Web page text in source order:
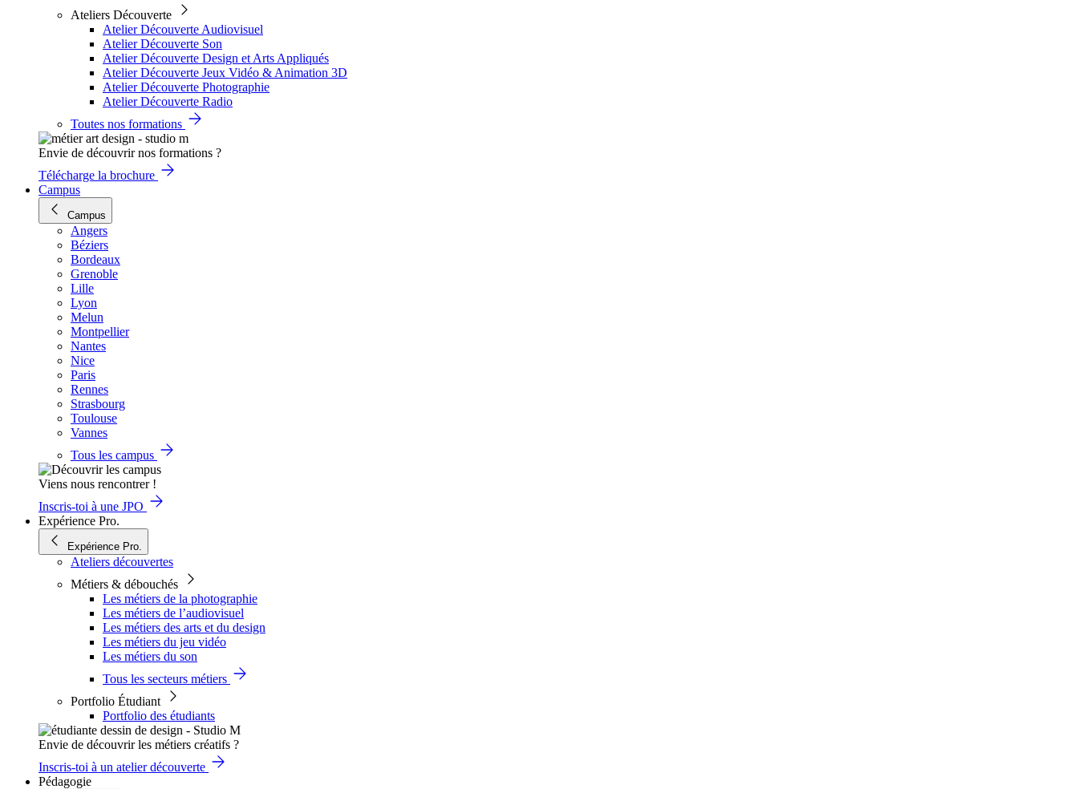
Ateliers Découverte
Atelier Découverte Audiovisuel
Atelier Découverte Son
Atelier Découverte Design et Arts Appliqués
Atelier Découverte Jeux Vidéo & Animation 3D
Atelier Découverte Photographie
Atelier Découverte Radio
Toutes nos formations
Envie de découvrir nos formations ?
Télécharge la brochure
Campus
Campus
Angers
Béziers
Bordeaux
Grenoble
Lille
Lyon
Melun
Montpellier
Nantes
Nice
Paris
Rennes
Strasbourg
Toulouse
Vannes
Tous les campus
Viens nous rencontrer !
Inscris-toi à une JPO
Expérience Pro.
Expérience Pro.
Ateliers découvertes
Métiers & débouchés
Les métiers de la photographie
Les métiers de l’audiovisuel
Les métiers des arts et du design
Les métiers du jeu vidéo
Les métiers du son
Tous les secteurs métiers
Portfolio Étudiant
Portfolio des étudiants
Envie de découvrir les métiers créatifs ?
Inscris-toi à un atelier découverte
Pédagogie